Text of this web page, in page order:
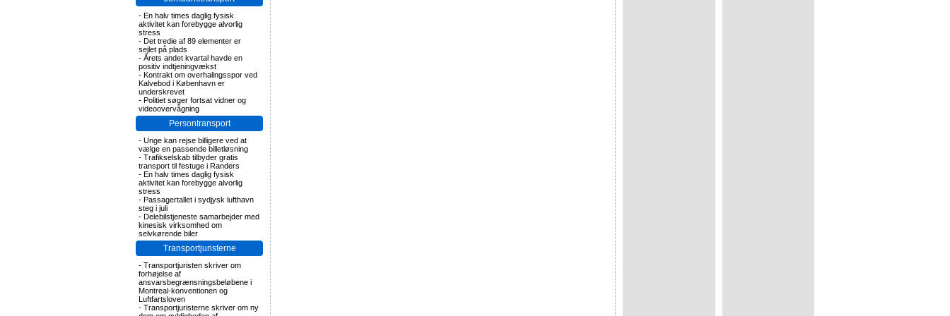
- En halv times daglig fysisk
aktivitet kan forebygge alvorlig
stress
- Det tredie af 89 elementer er
sejlet på plads
- Årets andet kvartal havde en
positiv indtjeningvækst
- Kontrakt om overhalingsspor ved
Kalvebod i København er
underskrevet
- Politiet søger fortsat vidner og
videoovervågning
Persontransport
- Unge kan rejse billigere ved at
vælge en passende billetløsning
- Trafikselskab tilbyder gratis
transport til festuge i Randers
- En halv times daglig fysisk
aktivitet kan forebygge alvorlig
stress
- Passagertallet i sydjysk lufthavn
steg i juli
- Delebilstjeneste samarbejder med
kinesisk virksomhed om
selvkørende biler
Transportjuristerne
- Transportjuristen skriver om
forhøjelse af
ansvarsbegrænsningsbeløbene i
Montreal-konventionen og
Luftfartsloven
- Transportjuristerne skriver om ny